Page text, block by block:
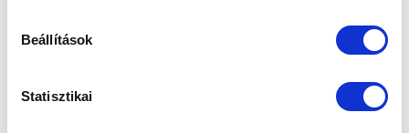
Beállítások
Statisztikai